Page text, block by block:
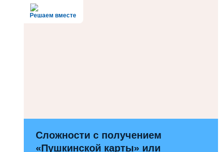
Решаем вместе
Сложности с получением
«Пушкинской карты» или